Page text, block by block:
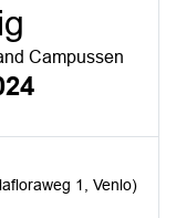
Campussen
1, Venlo)